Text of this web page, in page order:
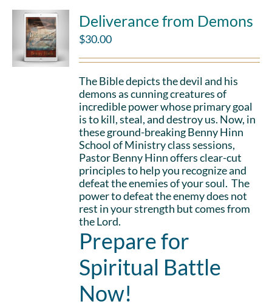
Deliverance from Demons
$30.00
The Bible depicts the devil and his
demons as cunning creatures of
incredible power whose primary goal
is to kill, steal, and destroy us. Now, in
these ground-breaking Benny Hinn
School of Ministry class sessions,
Pastor Benny Hinn offers clear-cut
principles to help you recognize and
defeat the enemies of your soul. The
power to defeat the enemy does not
rest in your strength but comes from
the Lord.
Prepare for
Spiritual Battle
Now!